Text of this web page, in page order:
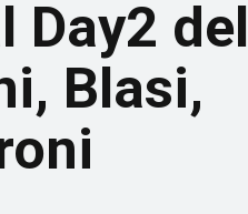
Day2 del
Blasi,